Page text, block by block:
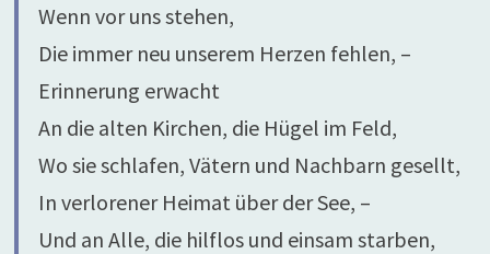
Wenn vor uns stehen,
Die immer neu unserem Herzen fehlen, –
Erinnerung erwacht
An die alten Kirchen, die Hügel im Feld,
Wo sie schlafen, Vätern und Nachbarn gesellt,
In verlorener Heimat über der See, –
Und an Alle, die hilflos und einsam starben,